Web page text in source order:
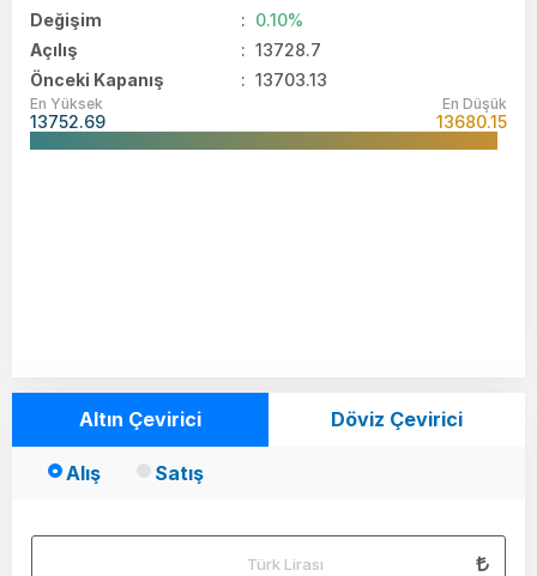
Değişim : 0.10%
Açılış
: 13728.7
Önceki Kapanış
: 13703.13
En Yüksek
13752.69
En Düşük
13680.15
Altın Çevirici Döviz Çevirici
Alış Satış
Türk Lirası